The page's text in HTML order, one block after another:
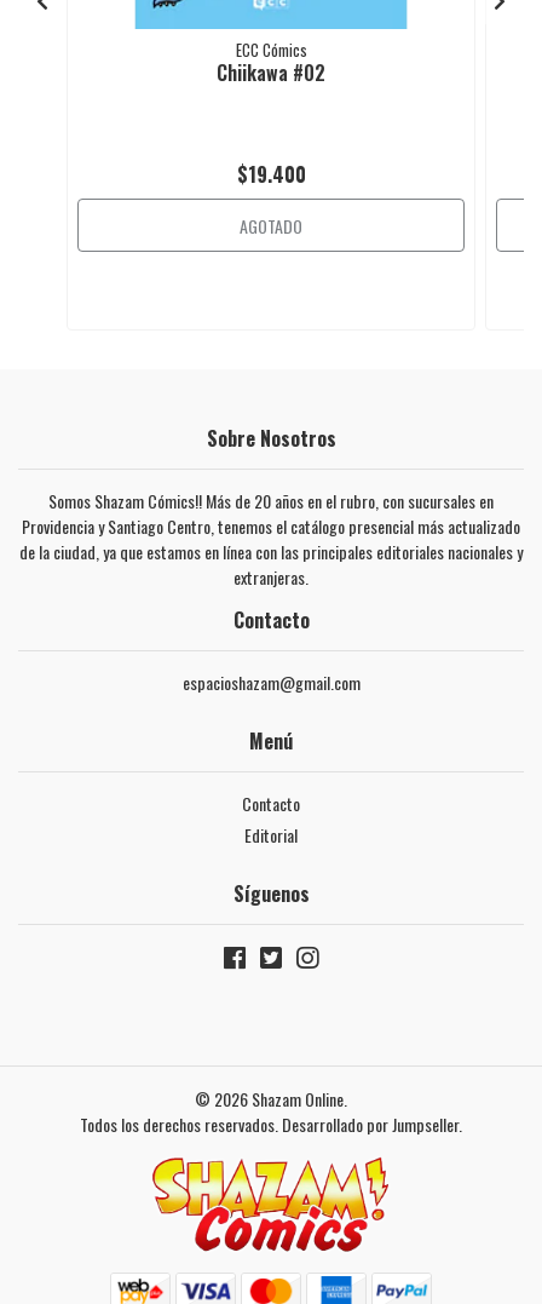
ECC Cómics
Chiikawa #02
$19.400
AGOTADO
Sobre Nosotros
Somos Shazam Cómics!! Más de 20 años en el rubro, con sucursales en
Providencia y Santiago Centro, tenemos el catálogo presencial más actualizado
de la ciudad, ya que estamos en línea con las principales editoriales nacionales y
extranjeras.
Contacto
espacioshazam@gmail.com
Menú
Contacto
Editorial
Síguenos
© 2026 Shazam Online.
Todos los derechos reservados. Desarrollado por Jumpseller.